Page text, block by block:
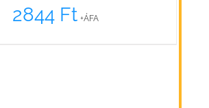
2844 Ft +ÁFA